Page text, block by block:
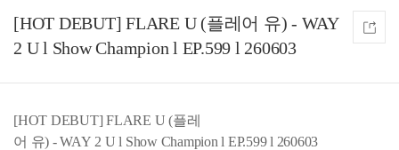
[HOT DEBUT] FLARE U (플레어 유) - WAY
2 U l Show Champion l EP.599 l 260603
[HOT DEBUT] FLARE U (플레
어 유) - WAY 2 U l Show Champion l EP.599 l 260603